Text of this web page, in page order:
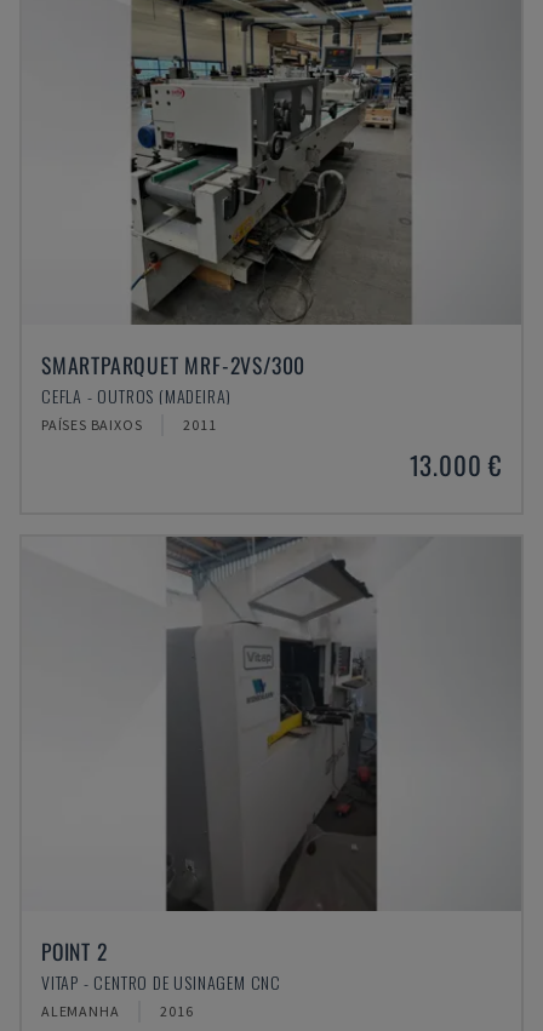
SMARTPARQUET MRF-2VS/300
CEFLA - OUTROS (MADEIRA)
PAÍSES BAIXOS 2011
13.000 €
POINT 2
VITAP - CENTRO DE USINAGEM CNC
ALEMANHA 2016